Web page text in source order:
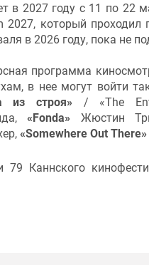
в 2027 году с 11 по 22
2027, который
в 2026 году, пока не
программа
в нее могут войти
из строя» / «The
«Fonda» Жюстин
«Somewhere Out There»
79 Каннского